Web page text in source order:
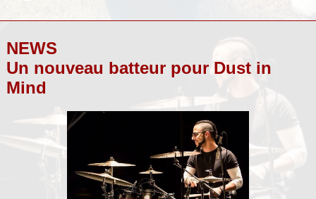
NEWS
Un nouveau batteur pour Dust in
Mind